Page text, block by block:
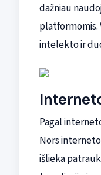
dažniau
platformomis.
intelekto ir
Pagal
Nors
išlieka